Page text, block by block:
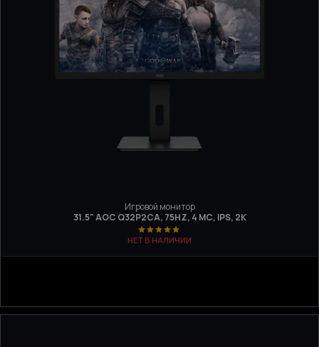
Игровой монитор
31.5" AOC Q32P2CA, 75HZ, 4 МС, IPS, 2K
НЕТ В НАЛИЧИИ